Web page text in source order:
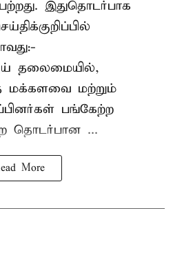
இதுதொடர்பாக
தலைமையில்,
மக்களவை மற்றும்
பங்கேற்ற
தொடர்பான ...
More